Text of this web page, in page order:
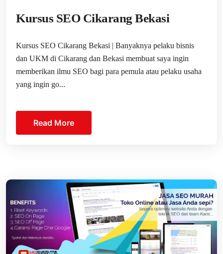
Kursus SEO Cikarang Bekasi
Kursus SEO Cikarang Bekasi | Banyaknya pelaku bisnis
dan UKM di Cikarang dan Bekasi membuat saya ingin
memberikan ilmu SEO bagi para pemula atau pelaku usaha
yang ingin go...
Read More